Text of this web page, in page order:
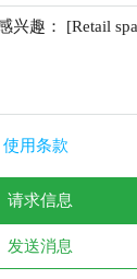
使用条款
请求信息
发送消息